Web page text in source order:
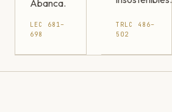
Abanca.
LEC 681–
698
TRLC 486–
502